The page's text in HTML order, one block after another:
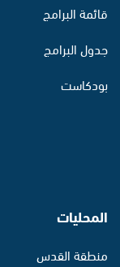
قائمة البرامج
جدول البرامج
بودكاست
المحليات
منطقة القدس